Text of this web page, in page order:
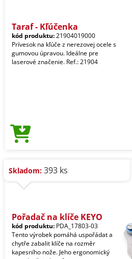
Taraf - Kľúčenka
kód produktu:21904019000
Prívesok na kľúče z nerezovej ocele s
gumovou úpravou. Ideálne pre
laserové značenie. Ref.: 21904
Skladom: 393 ks
Pořadač na klíče KEYO
kód produktu: PDA_17803-03
Tento výrobek pomáhá uspořádat a
chytře zabalit klíče na rozměr
kapesního nože. Jeho ergonomický